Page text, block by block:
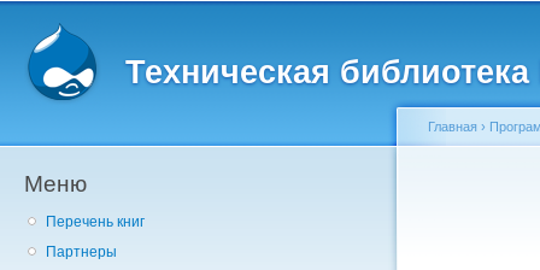
Техническая
Меню
Перечень книг
Партнеры
Главная ›